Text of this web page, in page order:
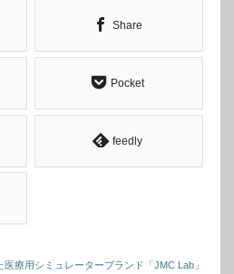
Share
Pocket
feedly
療用シミュレーターブランド「JMC Lab」